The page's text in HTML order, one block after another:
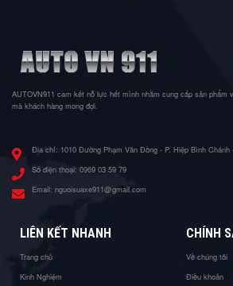
AUTOVN911 cam kết nỗ lực hết mình nhằm cung cấp sản phẩm
mà khách hàng mong đợi.
Địa chỉ: 1010 Đường Phạm Văn Đồng - P. Hiệp Bình
Số điện thoại: 0969 03 59 79
Email: nguoisuaxe911@gmail.com
LIÊN KẾT NHANH
Trang chủ
Kinh Nghiệm
CHÍNH
Về chúng tôi
Điều khoản